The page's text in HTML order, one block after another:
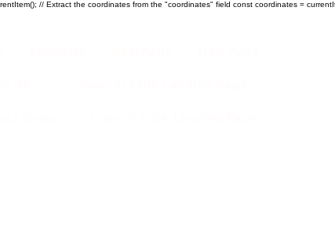
// Extract the coordinates from the "coordinates" field const coordinates =